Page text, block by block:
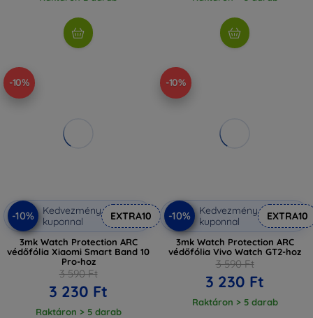
-10%
-10%
Kedvezmény
kuponnal
EXTRA10
3mk Watch Protection ARC
védőfólia Xiaomi Smart Band 10
Pro-hoz
3 590 Ft
3 230 Ft
Raktáron > 5 darab
-10%
-10%
Kedvezmény
kuponnal
EXTRA10
3mk Watch Protection ARC
védőfólia Vivo Watch GT2-hoz
3 590 Ft
3 230 Ft
Raktáron > 5 darab